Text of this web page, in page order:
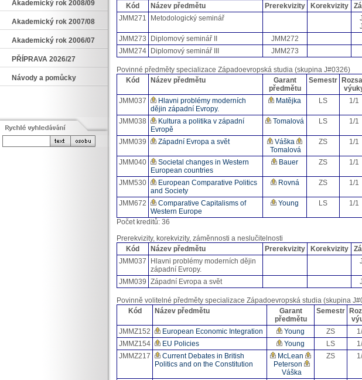
Akademický rok 2008/09
Akademický rok 2007/08
Akademický rok 2006/07
PŘÍPRAVA 2026/27
Návody a pomůcky
Kód
Název předmětu Prerekvizity Korekvizity
JMM271
Metodologický seminář
JMM273
Diplomový seminář II
JMM272
JMM274
Diplomový seminář III JMM273
Povinné předměty specializace Západoevropská studia (skupina J#0326)
Kód
Název předmětu
Garant
předmětu
Semestr
JMM037
Hlavni problémy moderních
dějin západní Evropy.
Matějka LS 1/1
JMM038
Kultura a politika v západní
Evropě
Tomalová LS 1/1
JMM039 Západní Evropa a svět
Váška
Tomalová
ZS 1/1
JMM040
Societal changes in Western
European countries
Bauer ZS 1/1
JMM530
European Comparative Politics
and Society
Rovná ZS 1/1
JMM672
Comparative Capitalisms of
Western Europe
Young LS 1/1
Počet kreditů: 36
Prerekvizity, korekvizity, záměnnosti a neslučitelnosti
Kód
Název předmětu Prerekvizity Korekvizity
JMM037
Hlavni problémy moderních dějin
západní Evropy.
JMM039 Západní Evropa a svět
Povinně volitelné předměty specializace Západoevropská studia (skupina
Kód
Název předmětu
Garant
předmětu
Semestr
JMMZ152 European Economic Integration Young ZS
JMMZ154
EU Policies Young LS
JMMZ217
Current Debates in British
Politics and on the Constitution
McLean
Peterson
Váška
ZS